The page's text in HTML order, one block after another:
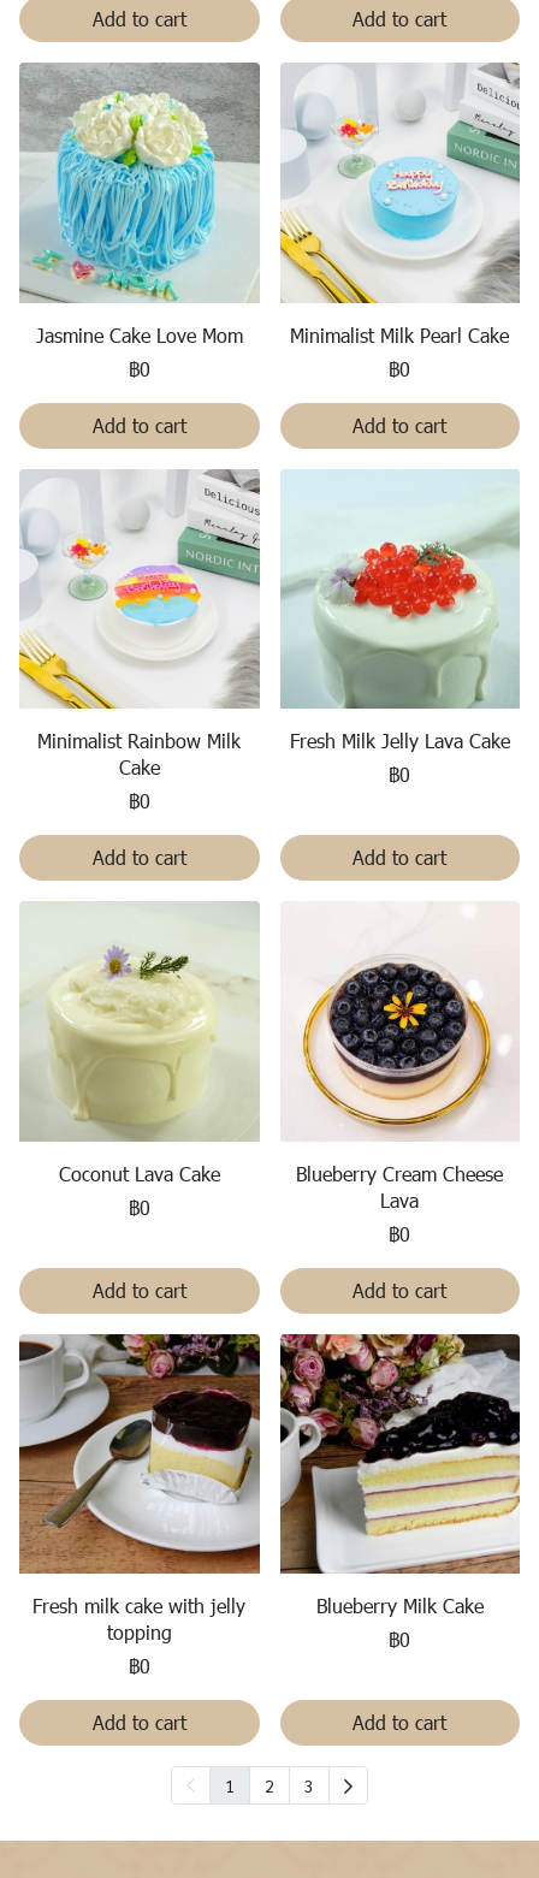
Add to cart Add to cart
Jasmine Cake Love Mom
฿0
Add to cart
Minimalist Milk Pearl Cake
฿0
Add to cart
Minimalist Rainbow Milk
Cake
฿0
Add to cart
Fresh Milk Jelly Lava Cake
฿0
Add to cart
Coconut Lava Cake
฿0
Add to cart
Blueberry Cream Cheese
Lava
฿0
Add to cart
Fresh milk cake with jelly
topping
฿0
Add to cart
Blueberry Milk Cake
฿0
Add to cart
1 2 3